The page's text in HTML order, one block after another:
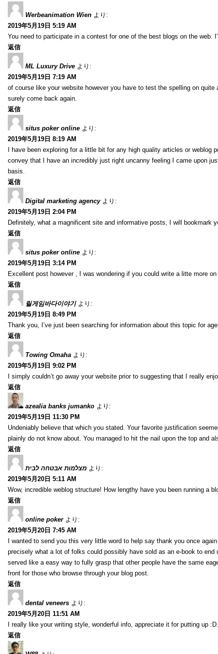
Werbeanimation Wien より:
2019年5月19日 5:19 AM
You need to participate in a contest for one of the best blogs on the web.
返信
ML Luxury Drive より:
2019年5月19日 7:19 AM
of course like your website however you have to test the spelling on
surely come back again.
返信
situs poker online より:
2019年5月19日 8:19 AM
I have been exploring for a little bit for any high quality articles or
convey that I have an incredibly just right uncanny feeling I came upon
basis.
返信
Digital marketing agency より:
2019年5月19日 2:04 PM
Definitely, what a magnificent site and informative posts, I will bookmark
返信
situs poker online より:
2019年5月19日 3:14 PM
Excellent post however , I was wondering if you could write a litte more
返信
릴게임바다이야기 より:
2019年5月19日 8:49 PM
Thank you, I’ve just been searching for information about this topic for
返信
Towing Omaha より:
2019年5月19日 9:02 PM
I simply couldn’t go away your website prior to suggesting that I really
返信
azealia banks jumanko より:
2019年5月19日 11:30 PM
Undeniably believe that which you stated. Your favorite justification
plainly do not know about. You managed to hit the nail upon the top and
返信
מצלמות אבטחה לבית より:
2019年5月20日 5:11 AM
Wow, incredible weblog structure! How lengthy have you been running a
返信
online poker より:
2019年5月20日 7:45 AM
I wanted to send you this very little word to help say thank you once
precisely what a lot of folks could possibly have sold as an e-book to
served like a easy way to fully grasp that other people have the same
front for those who browse through your blog post.
返信
dental veneers より:
2019年5月20日 11:51 AM
I really like your writing style, wonderful info, appreciate it for putting up
返信